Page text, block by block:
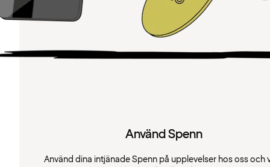
Använd Spenn
Använd dina intjänade Spenn på upplevelser hos oss och